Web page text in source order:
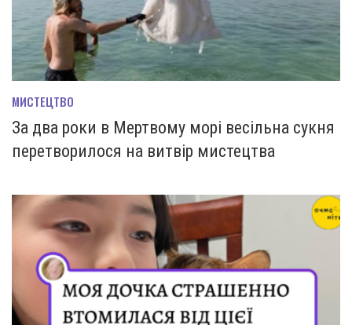
МИСТЕЦТВО
За два роки в Мертвому морі весільна сукня
перетворилося на витвір мистецтва